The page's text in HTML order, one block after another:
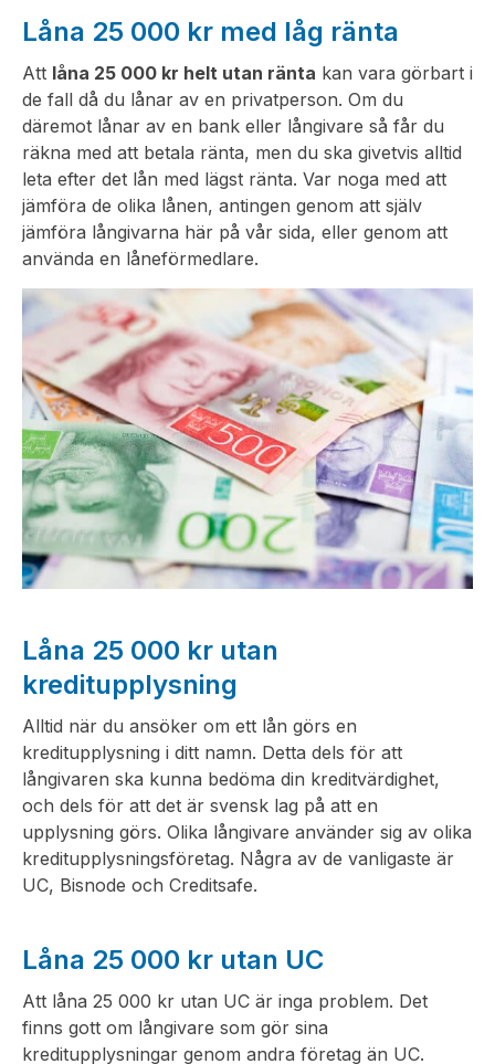
Låna 25 000 kr med låg ränta
Att låna 25 000 kr helt utan ränta kan vara görbart i
de fall då du lånar av en privatperson. Om du
däremot lånar av en bank eller långivare så får du
räkna med att betala ränta, men du ska givetvis alltid
leta efter det lån med lägst ränta. Var noga med att
jämföra de olika lånen, antingen genom att själv
jämföra långivarna här på vår sida, eller genom att
använda en låneförmedlare.
Låna 25 000 kr utan
kreditupplysning
Alltid när du ansöker om ett lån görs en
kreditupplysning i ditt namn. Detta dels för att
långivaren ska kunna bedöma din kreditvärdighet,
och dels för att det är svensk lag på att en
upplysning görs. Olika långivare använder sig av olika
kreditupplysningsföretag. Några av de vanligaste är
UC, Bisnode och Creditsafe.
Låna 25 000 kr utan UC
Att låna 25 000 kr utan UC är inga problem. Det
finns gott om långivare som gör sina
kreditupplysningar genom andra företag än UC.